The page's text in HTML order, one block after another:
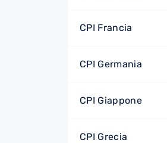
CPI Francia
CPI Germania
CPI Giappone
CPI Grecia